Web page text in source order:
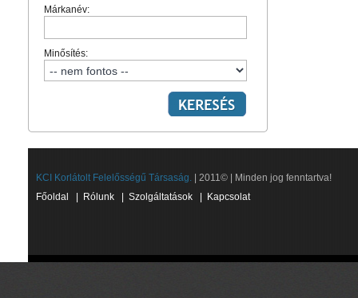
Márkanév:
Minősítés:
KCI Korlátolt Felelősségű Társaság. | 2011© | Minden jog fenntartva!
Főoldal
Rólunk Szolgáltatások Kapcsolat